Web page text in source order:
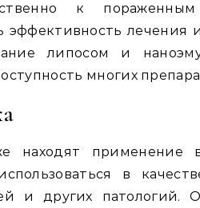
к
эффективность лечения
липосом и
многих
находят применение
в
и других патологий.